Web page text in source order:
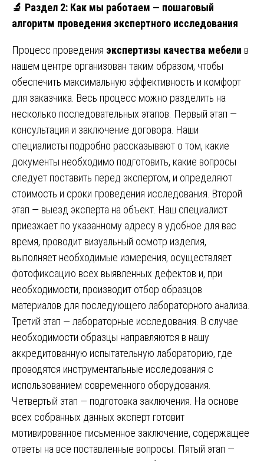
🔬 Раздел 2: Как мы работаем — пошаговый
алгоритм проведения экспертного исследования
Процесс проведения экспертизы качества мебели в
нашем центре организован таким образом, чтобы
обеспечить максимальную эффективность и комфорт
для заказчика. Весь процесс можно разделить на
несколько последовательных этапов. Первый этап —
консультация и заключение договора. Наши
специалисты подробно рассказывают о том, какие
документы необходимо подготовить, какие вопросы
следует поставить перед экспертом, и определяют
стоимость и сроки проведения исследования. Второй
этап — выезд эксперта на объект. Наш специалист
приезжает по указанному адресу в удобное для вас
время, проводит визуальный осмотр изделия,
выполняет необходимые измерения, осуществляет
фотофиксацию всех выявленных дефектов и, при
необходимости, производит отбор образцов
материалов для последующего лабораторного анализа.
Третий этап — лабораторные исследования. В случае
необходимости образцы направляются в нашу
аккредитованную испытательную лабораторию, где
проводятся инструментальные исследования с
использованием современного оборудования.
Четвертый этап — подготовка заключения. На основе
всех собранных данных эксперт готовит
мотивированное письменное заключение, содержащее
ответы на все поставленные вопросы. Пятый этап —